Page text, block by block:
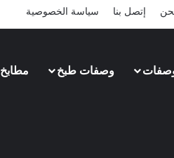
إتصل بنا سياسة الخصوصية
وصفات طبخ مطابخ